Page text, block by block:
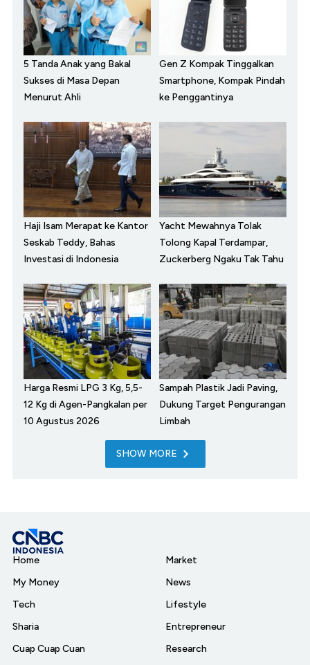
5 Tanda Anak yang Bakal
Sukses di Masa Depan
Menurut Ahli
Gen Z Kompak Tinggalkan
Smartphone, Kompak Pindah
ke Penggantinya
Haji Isam Merapat ke Kantor
Seskab Teddy, Bahas
Investasi di Indonesia
Yacht Mewahnya Tolak
Tolong Kapal Terdampar,
Zuckerberg Ngaku Tak Tahu
Harga Resmi LPG 3 Kg, 5,5-
12 Kg di Agen-Pangkalan per
10 Agustus 2026
Sampah Plastik Jadi Paving,
Dukung Target Pengurangan
Limbah
SHOW MORE
Home
My Money
Tech
Sharia
Cuap Cuap Cuan
Market
News
Lifestyle
Entrepreneur
Research